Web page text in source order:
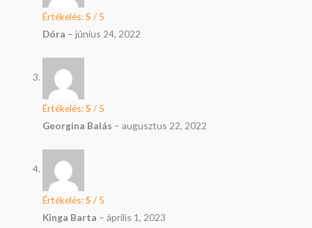
Értékelés:5 / 5
Dóra – június 24, 2022
Értékelés:5 / 5
Georgina Balás – augusztus 22, 2022
Értékelés:5 / 5
Kinga Barta – április 1, 2023